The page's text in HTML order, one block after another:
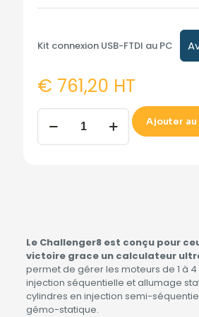
Kit connexion USB-FTDI au PC
€ 761,20 HT
CHALLENGER8
(KIT
COMPLET)
Ajouter au
Le Challenger8 est conçu pour
victoire grace un calculateur
permet de gérer les moteurs de 1 à
injection séquentielle et allumage
cylindres en injection semi-
gémo-statique.